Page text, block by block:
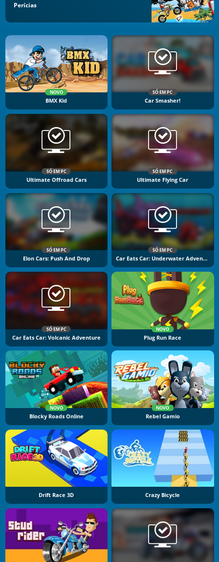
Perícias
NOVO
BMX Kid
SÓ EM PC
Car Smasher!
SÓ EM PC
Ultimate Offroad Cars
SÓ EM PC
Ultimate Flying Car
SÓ EM PC
Elon Cars: Push And Drop
SÓ EM PC
Car Eats Car: Underwater Adventure
SÓ EM PC
Car Eats Car: Volcanic Adventure
NOVO
Plug Run Race
NOVO
Blocky Roads Online
NOVO
Rebel Gamio
Drift Race 3D Crazy Bicycle